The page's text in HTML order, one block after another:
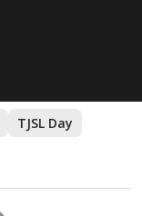
TJSL Day